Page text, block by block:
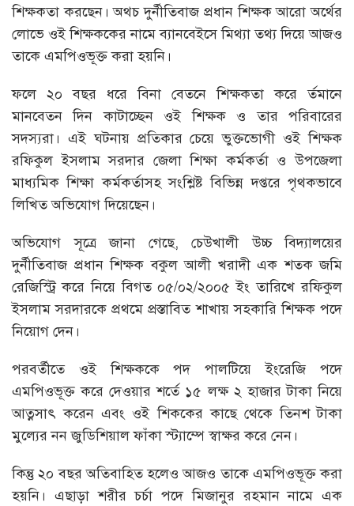
শিক্ষকতা করছেন। অথচ দুর্নীতিবাজ প্রধান শিক্ষক আরো অর্থের
লোভে ওই শিক্ষককের নামে ব্যানবেইসে মিথ্যা তথ্য দিয়ে আজও
তাকে এমপিওভূক্ত করা হয়নি।
ফলে ২০ বছর ধরে বিনা বেতনে শিক্ষকতা করে র্তমানে
মানবেতন দিন কাটাচ্ছেন ওই শিক্ষক ও তার পরিবারের
সদস্যরা। এই ঘটনায় প্রতিকার চেয়ে ভুক্তভোগী ওই শিক্ষক
রফিকুল ইসলাম সরদার জেলা শিক্ষা কর্মকর্তা ও উপজেলা
মাধ্যমিক শিক্ষা কর্মকর্তাসহ সংশ্লিষ্ট বিভিন্ন দপ্তরে পৃথকভাবে
লিখিত অভিযোগ দিয়েছেন।
অভিযোগ সূত্রে জানা গেছে, চেউখালী উচ্চ বিদ্যালয়ের
দুর্নীতিবাজ প্রধান শিক্ষক বকুল আলী খরাদী এক শতক জমি
রেজিস্ট্রি করে নিয়ে বিগত ০৫/০২/২০০৫ ইং তারিখে রফিকুল
ইসলাম সরদারকে প্রথমে প্রস্তাবিত শাখায় সহকারি শিক্ষক পদে
নিয়োগ দেন।
পরবর্তীতে ওই শিক্ষককে পদ পালটিয়ে ইংরেজি পদে
এমপিওভূক্ত করে দেওয়ার শর্তে ১৫ লক্ষ ২ হাজার টাকা নিয়ে
আত্নসাৎ করেন এবং ওই শিককের কাছে থেকে তিনশ টাকা
মুল্যের নন জুডিশিয়াল ফাঁকা স্ট্যাম্পে স্বাক্ষর করে নেন।
কিন্তু ২০ বছর অতিবাহিত হলেও আজও তাকে এমপিওভূক্ত করা
হয়নি। এছাড়া শরীর চর্চা পদে মিজানুর রহমান নামে এক